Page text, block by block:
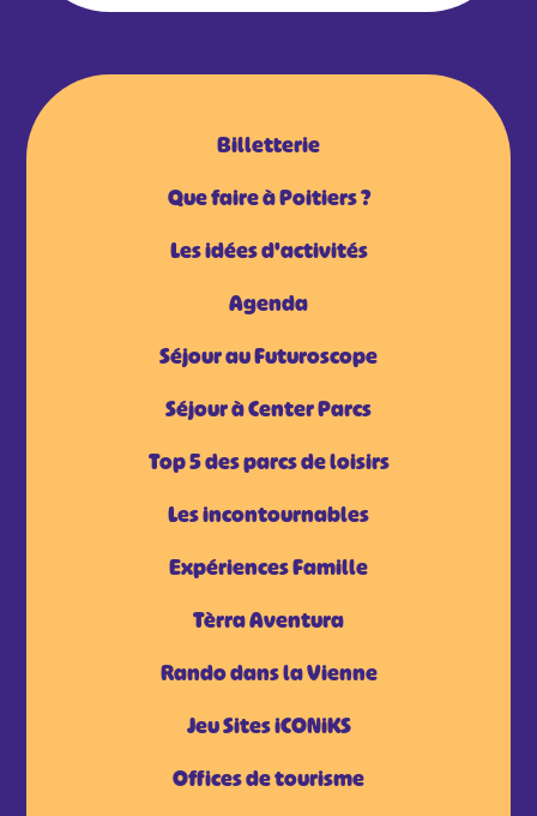
Billetterie
Que faire à Poitiers ?
Les idées d'activités
Agenda
Séjour au Futuroscope
Séjour à Center Parcs
Top 5 des parcs de loisirs
Les incontournables
Expériences Famille
Tèrra Aventura
Rando dans la Vienne
Jeu Sites iCONiKS
Offices de tourisme